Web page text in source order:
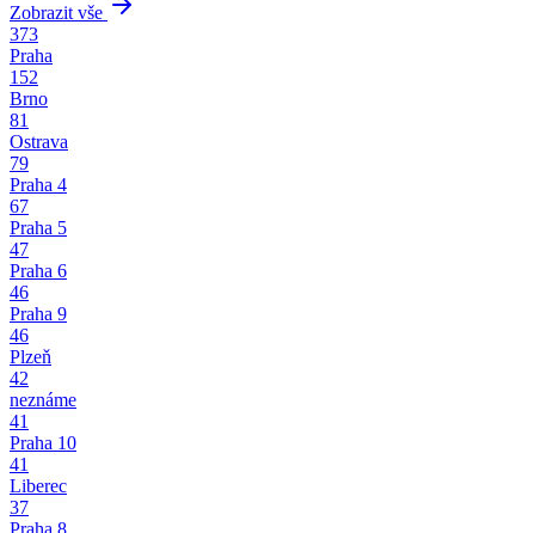
Zobrazit vše
373
Praha
152
Brno
81
Ostrava
79
Praha 4
67
Praha 5
47
Praha 6
46
Praha 9
46
Plzeň
42
neznáme
41
Praha 10
41
Liberec
37
Praha 8